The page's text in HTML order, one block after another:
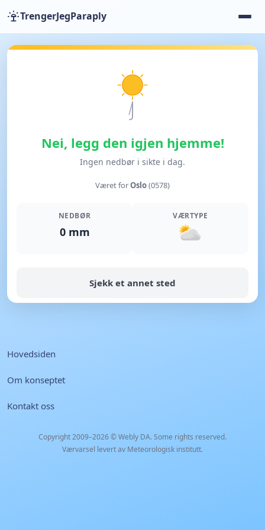
TrengerJegParaply
Nei, legg den igjen hjemme!
Ingen nedbør i sikte i dag.
Været forOslo(0578)
NEDBØR
0 mm
VÆRTYPE
Sjekk et annet sted
Hovedsiden
Om konseptet
Kontakt oss
Copyright 2009–2026 ©Webly DA. Some rights reserved.
Værvarsel levert av Meteorologisk institutt.